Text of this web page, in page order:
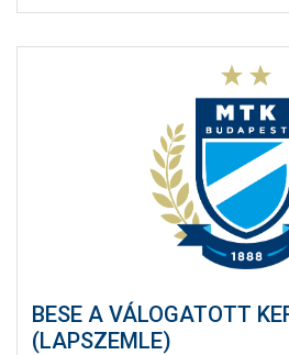
BESE A VÁLOGATOTT
(LAPSZEMLE)